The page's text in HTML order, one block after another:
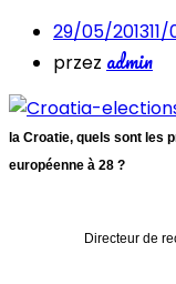
29/05/2013
przez admin
la Croatie, quels sont les
européenne à 28 ?
Directeur de